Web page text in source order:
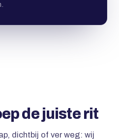
de juiste rit
dichtbij of ver weg: wij